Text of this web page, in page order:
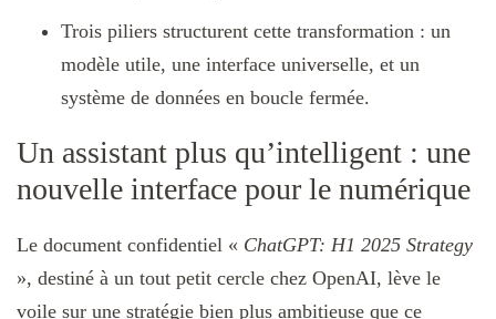
Trois piliers structurent cette transformation : un
modèle utile, une interface universelle, et un
système de données en boucle fermée.
Un assistant plus qu’intelligent : une
nouvelle interface pour le numérique
Le document confidentiel « ChatGPT: H1 2025 Strategy
», destiné à un tout petit cercle chez OpenAI, lève le
voile sur une stratégie bien plus ambitieuse que ce